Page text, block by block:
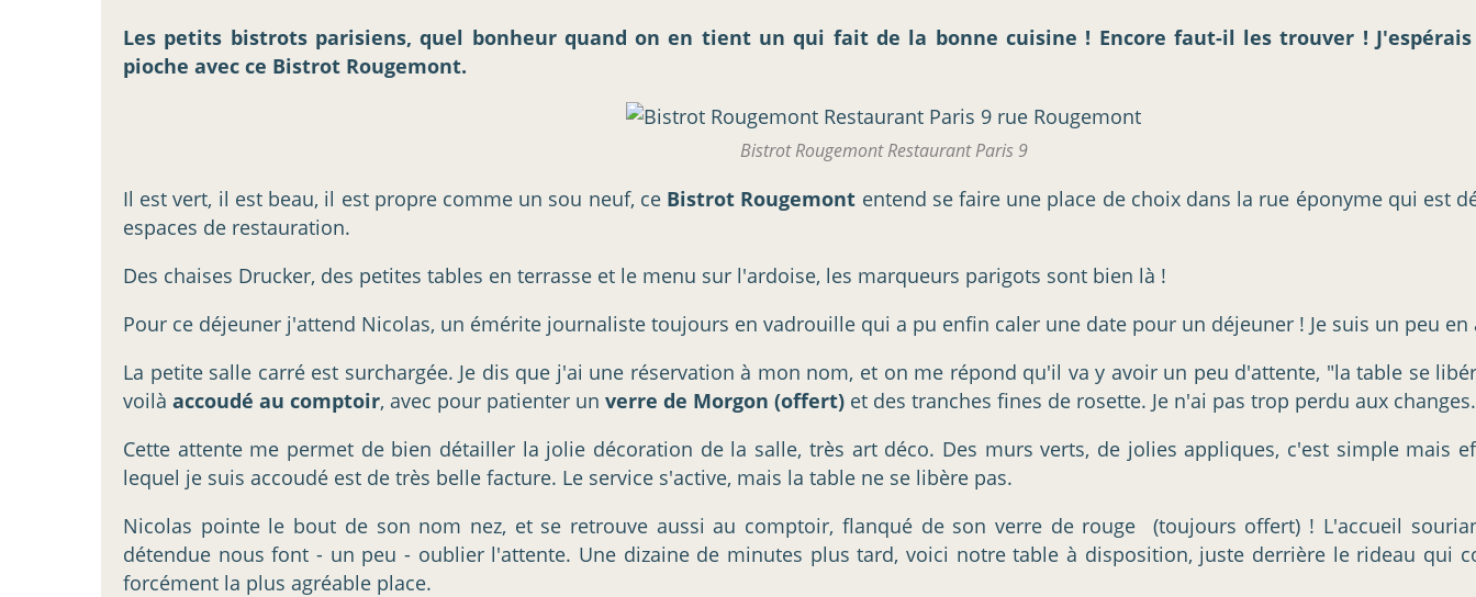
Les petits bistrots parisiens, quel bonheur quand on en tient un qui fait de la bonne cuisine ! Encore faut-il les trouver !
pioche avec ce Bistrot Rougemont.
Bistrot Rougemont Restaurant Paris 9
Il est vert, il est beau, il est propre comme un sou neuf, ce Bistrot Rougemont entend se faire une place de choix dans la rue éponyme qui est
espaces de restauration.
Des chaises Drucker, des petites tables en terrasse et le menu sur l'ardoise, les marqueurs parigots sont bien là !
Pour ce déjeuner j'attend Nicolas, un émérite journaliste toujours en vadrouille qui a pu enfin caler une date pour un déjeuner ! Je suis un peu en
La petite salle carré est surchargée. Je dis que j'ai une réservation à mon nom, et on me répond qu'il va y avoir un peu d'attente, "la table se
voilà accoudé au comptoir, avec pour patienter un verre de Morgon (offert) et des tranches fines de rosette. Je n'ai pas trop perdu aux changes.
Cette attente me permet de bien détailler la jolie décoration de la salle, très art déco. Des murs verts, de jolies appliques, c'est simple mais
lequel je suis accoudé est de très belle facture. Le service s'active, mais la table ne se libère pas.
Nicolas pointe le bout de son nom nez, et se retrouve aussi au comptoir, flanqué de son verre de rouge (toujours offert) ! L'accueil
détendue nous font - un peu - oublier l'attente. Une dizaine de minutes plus tard, voici notre table à disposition, juste derrière le rideau qui
forcément la plus agréable place.